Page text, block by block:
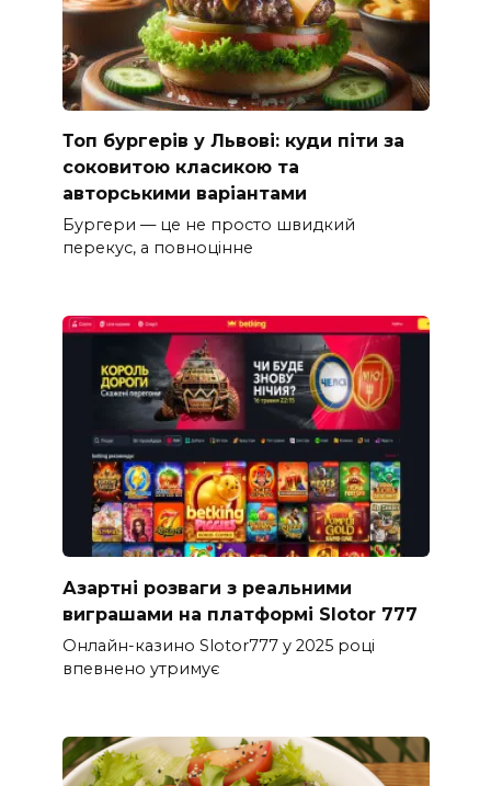
Топ бургерів у Львові: куди піти за
соковитою класикою та
авторськими варіантами
Бургери — це не просто швидкий
перекус, а повноцінне
Азартні розваги з реальними
виграшами на платформі Slotor 777
Онлайн-казино Slotor777 у 2025 році
впевнено утримує